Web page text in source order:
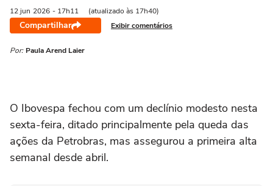
12 jun 2026 - 17h11 (atualizado às 17h40)
Compartilhar Exibir comentários
Por: Paula Arend Laier
O Ibovespa fechou com um declínio modesto nesta
sexta-feira, ditado principalmente pela queda das
ações da Petrobras, ‌mas assegurou a primeira alta
semanal desde abril.